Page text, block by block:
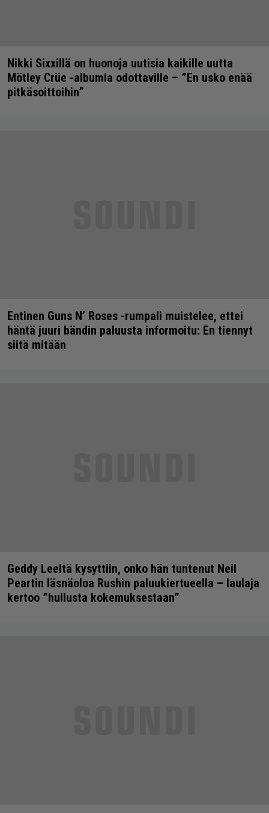
Nikki Sixxillä on huonoja uutisia kaikille uutta
Mötley Crüe -albumia odottaville – ”En usko enää
pitkäsoittoihin”
Entinen Guns N’ Roses -rumpali muistelee, ettei
häntä juuri bändin paluusta informoitu: En tiennyt
siitä mitään
Geddy Leeltä kysyttiin, onko hän tuntenut Neil
Peartin läsnäoloa Rushin paluukiertueella – laulaja
kertoo ”hullusta kokemuksestaan”